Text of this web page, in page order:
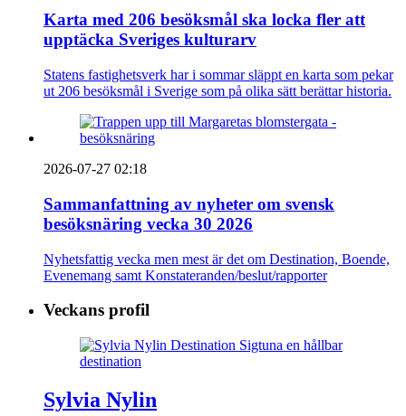
Karta med 206 besöksmål ska locka fler att
upptäcka Sveriges kulturarv
Statens fastighetsverk har i sommar släppt en karta som pekar
ut 206 besöksmål i Sverige som på olika sätt berättar historia.
2026-07-27 02:18
Sammanfattning av nyheter om svensk
besöksnäring vecka 30 2026
Nyhetsfattig vecka men mest är det om Destination, Boende,
Evenemang samt Konstateranden/beslut/rapporter
Veckans profil
Sylvia Nylin